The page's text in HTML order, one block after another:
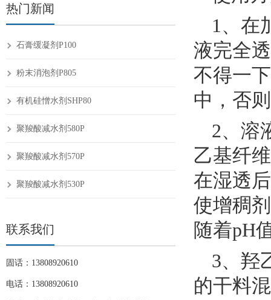
1、在
液完全
不得一
中，否
2、溶
乙基纤
在湿透
使增稠
随着pH
3、羟
的干料
热门新闻
石膏缓凝剂P100
粉末消泡剂P805
有机硅憎水剂SHP80
聚羧酸减水剂580P
聚羧酸减水剂570P
聚羧酸减水剂530P
联系我们
固话：13808920610
电话：13808920610